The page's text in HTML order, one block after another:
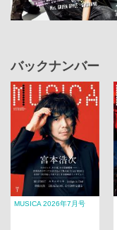
バックナンバー
MUSICA 2026年7月号